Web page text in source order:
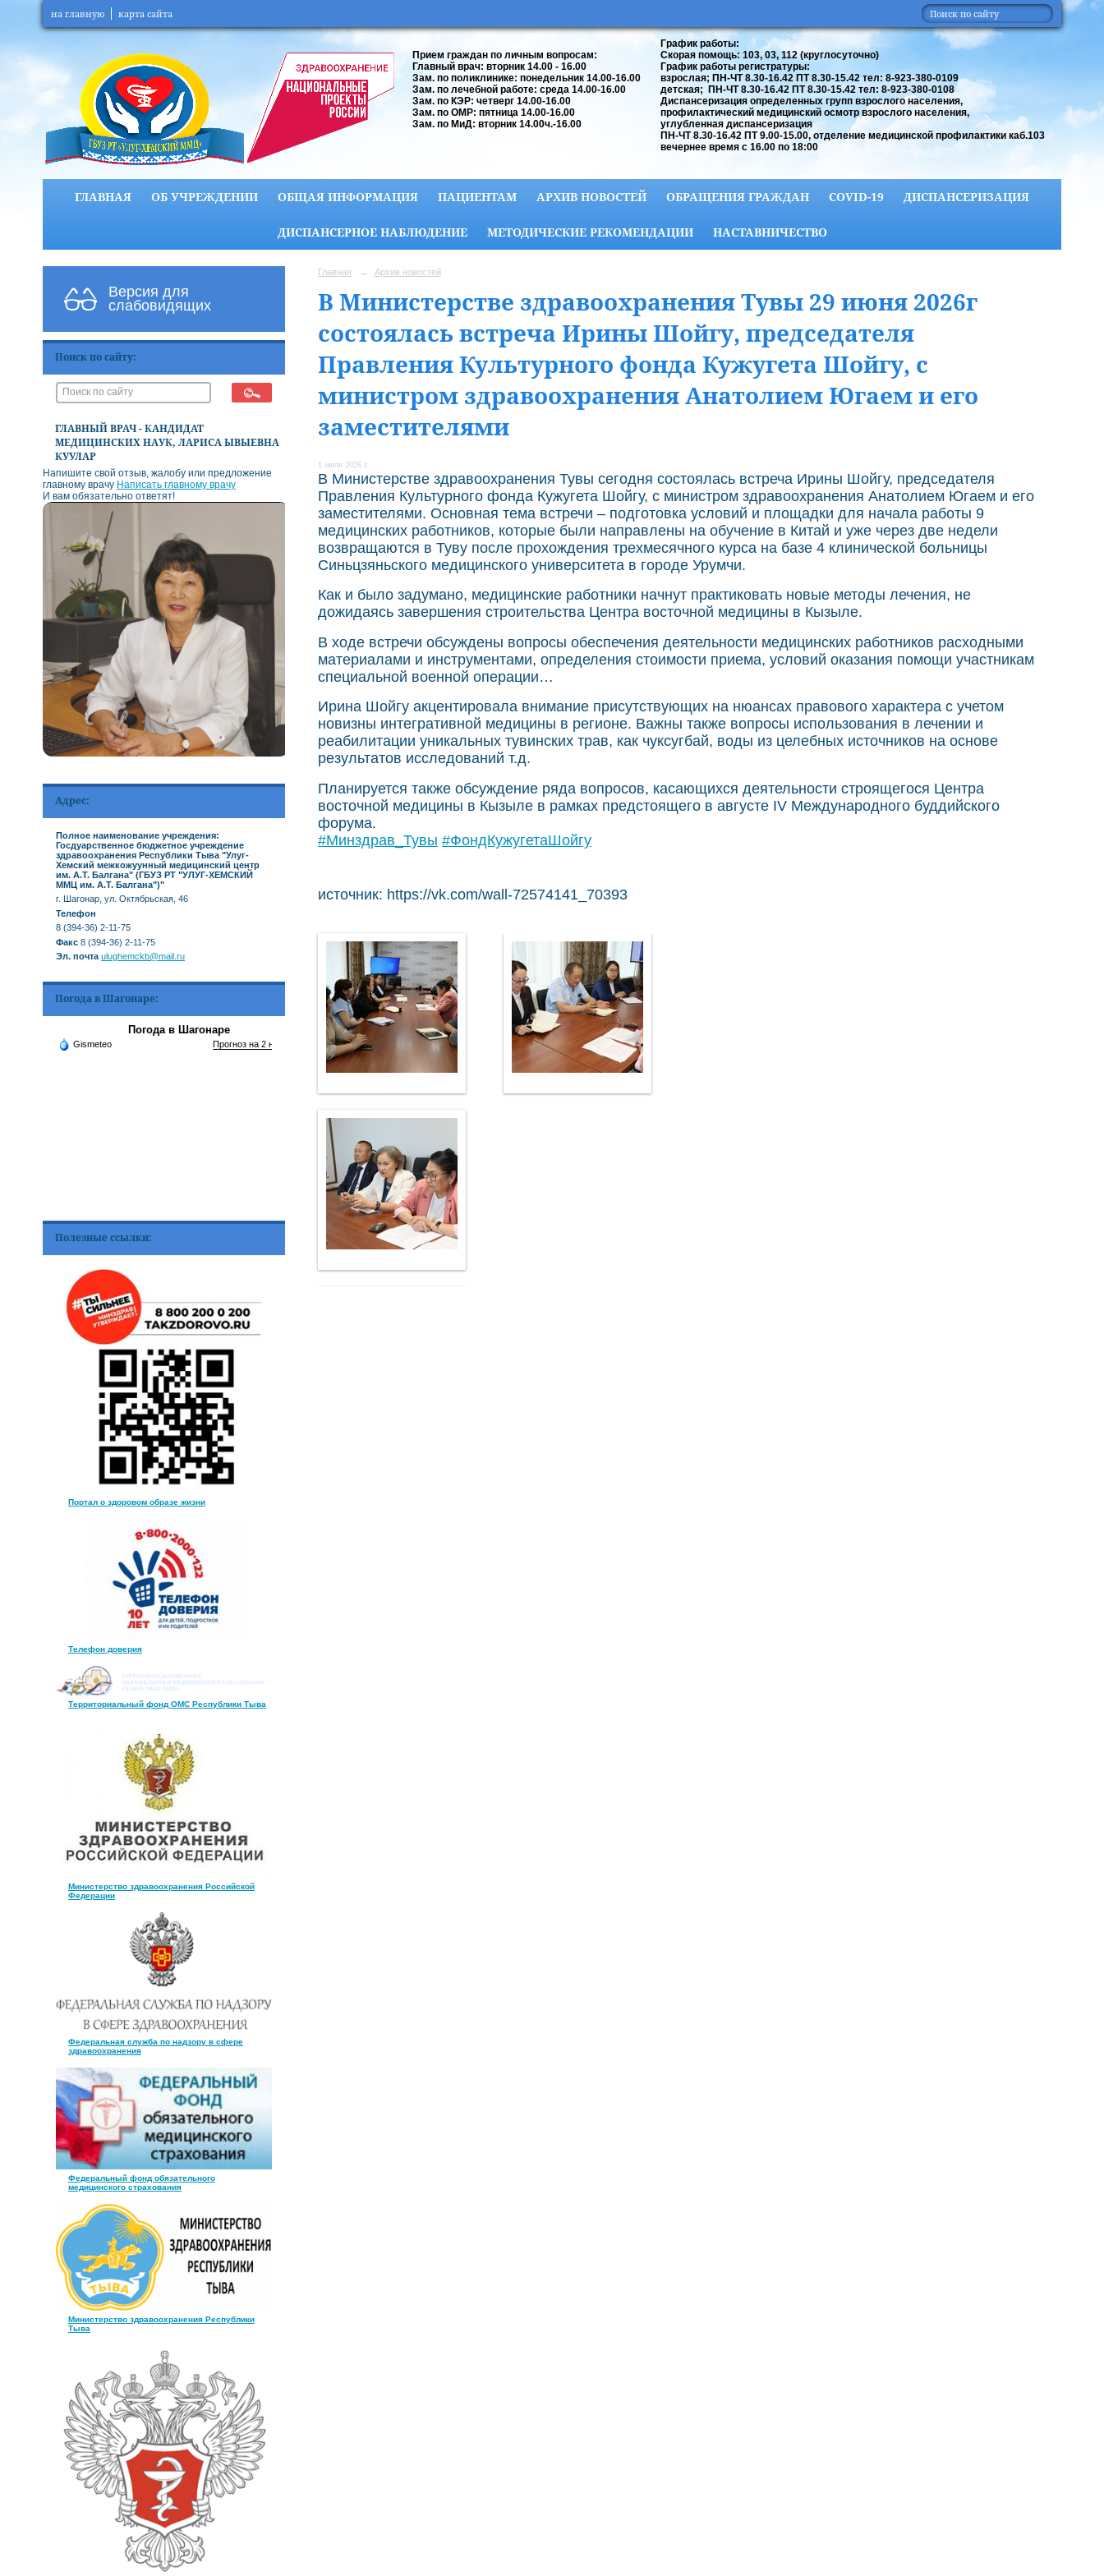
на главную карта сайта
Прием граждан по личным вопросам:
Главный врач: вторник 14.00 - 16.00
Зам. по поликлинике: понедельник 14.00-16.00
Зам. по лечебной работе: среда 14.00-16.00
Зам. по КЭР: четверг 14.00-16.00
Зам. по ОМР: пятница 14.00-16.00
Зам. по МиД: вторник 14.00ч.-16.00
График работы:
Скорая помощь: 103, 03, 112 (круглосуточно)
График работы регистратуры:
взрослая; ПН-ЧТ 8.30-16.42 ПТ 8.30-15.42 тел: 8-923-380-0109
детская; ПН-ЧТ 8.30-16.42 ПТ 8.30-15.42 тел: 8-923-380-0108
Диспансеризация определенных групп взрослого населения,
профилактический медицинский осмотр взрослого населения,
углубленная диспансеризация
ПН-ЧТ 8.30-16.42 ПТ 9.00-15.00, отделение медицинской профилактики каб.103
вечернее время с 16.00 по 18:00
ГЛАВНАЯ ОБ УЧРЕЖДЕНИИ ОБЩАЯ ИНФОРМАЦИЯ ПАЦИЕНТАМ АРХИВ НОВОСТЕЙ ОБРАЩЕНИЯ ГРАЖДАН COVID-19 ДИСПАНСЕРИЗАЦИЯ
ДИСПАНСЕРНОЕ НАБЛЮДЕНИЕ МЕТОДИЧЕСКИЕ РЕКОМЕНДАЦИИ НАСТАВНИЧЕСТВО
Версия для
слабовидящих
Поиск по сайту:
ГЛАВНЫЙ ВРАЧ - КАНДИДАТ
МЕДИЦИНСКИХ НАУК, ЛАРИСА ЫВЫЕВНА
КУУЛАР
Напишите свой отзыв, жалобу или предложение
главному врачу Написать главному врачу
И вам обязательно ответят!
Адрес:
Полное наименование учреждения:
Госдуарственное бюджетное учреждение
здравоохранения Республики Тыва "Улуг-
Хемский межкожуунный медицинский центр
им. А.Т. Балгана" (ГБУЗ РТ "УЛУГ-ХЕМСКИЙ
ММЦ им. А.Т. Балгана")"
г. Шагонар, ул. Октябрьская, 46
Телефон
8 (394-36) 2-11-75
Факс 8 (394-36) 2-11-75
Эл. почта ulughemckb@mail.ru
Погода в Шагонаре:
Погода в Шагонаре
Gismeteo Прогноз на 2 недели
Полезные ссылки:
Портал о здоровом образе жизни
Телефон доверия
Территориальный фонд ОМС Республики Тыва
Министерство здравоохранения Российской
Федерации
Федеральная служба по надзору в сфере
здравоохранения
Федеральный фонд обязательного
медицинского страхования
Министерство здравоохранения Республики
Тыва
Главная → Архив новостей
В Министерстве здравоохранения Тувы 29 июня 2026г
состоялась встреча Ирины Шойгу, председателя
Правления Культурного фонда Кужугета Шойгу, с
министром здравоохранения Анатолием Югаем и его
заместителями
1 июля 2026 г.
В Министерстве здравоохранения Тувы сегодня состоялась встреча Ирины Шойгу, председателя
Правления Культурного фонда Кужугета Шойгу, с министром здравоохранения Анатолием Югаем и его
заместителями. Основная тема встречи – подготовка условий и площадки для начала работы 9
медицинских работников, которые были направлены на обучение в Китай и уже через две недели
возвращаются в Туву после прохождения трехмесячного курса на базе 4 клинической больницы
Синьцзяньского медицинского университета в городе Урумчи.
Как и было задумано, медицинские работники начнут практиковать новые методы лечения, не
дожидаясь завершения строительства Центра восточной медицины в Кызыле.
В ходе встречи обсуждены вопросы обеспечения деятельности медицинских работников расходными
материалами и инструментами, определения стоимости приема, условий оказания помощи участникам
специальной военной операции…
Ирина Шойгу акцентировала внимание присутствующих на нюансах правового характера с учетом
новизны интегративной медицины в регионе. Важны также вопросы использования в лечении и
реабилитации уникальных тувинских трав, как чуксугбай, воды из целебных источников на основе
результатов исследований т.д.
Планируется также обсуждение ряда вопросов, касающихся деятельности строящегося Центра
восточной медицины в Кызыле в рамках предстоящего в августе IV Международного буддийского
форума.
#Минздрав_Тувы #ФондКужугетаШойгу
источник: https://vk.com/wall-72574141_70393